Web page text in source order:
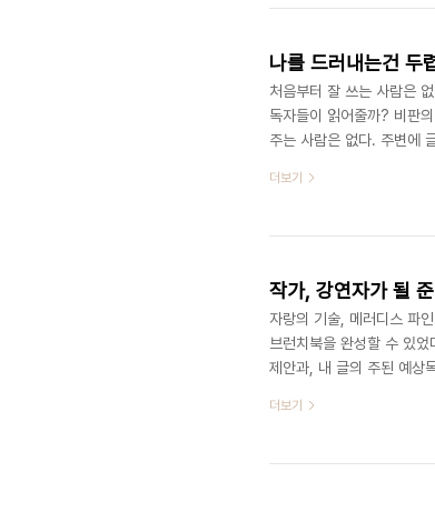
하다면 일과 놀기는 구분
나를 드러내는건 두
처음부터 잘 쓰는 사람은
독자들이 읽어줄까? 비판
주는 사람은 없다. 주변에
잘 쓰는 사람은 없습니다.
기억한다’ 라고 출발하는
더보기
작가, 강연자가 될
자랑의 기술, 메러디스 파
브런치북을 완성할 수 있
제안과, 내 글의 주된 예상
중에도 꾸준히 내 삶의 자
이다. 그러니 스스로 자랑
더보기